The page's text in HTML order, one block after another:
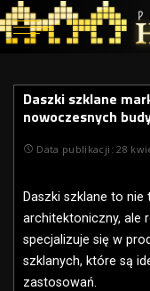
Daszki szklane
nowoczesnych
Data publikacji: 28
Daszki szklane to
architektoniczny, ale
specjalizuje się w
szklanych, które są
zastosowań.